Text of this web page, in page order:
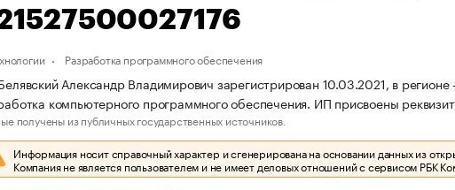
Разработка программного обеспечения
Александр Владимирович зарегистрирован 10.03.2021, в
компьютерного программного обеспечения. ИП присвоены
получены из публичных государственных источников.
Информация носит справочный характер и сгенерирована на основании данных из
Компания не является пользователем и не имеет деловых отношений с сервисом РБК